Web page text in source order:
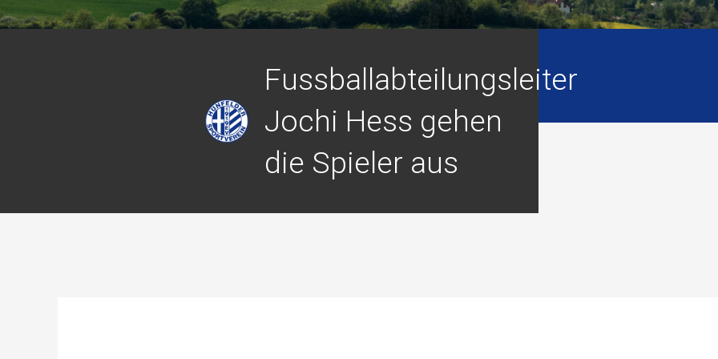
Fussballabteilungsleiter
Jochi Hess gehen
die Spieler aus